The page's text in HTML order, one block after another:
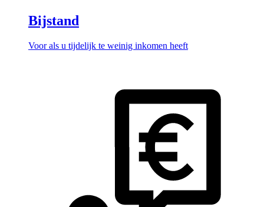
Bijstand
Voor als u tijdelijk te weinig inkomen heeft